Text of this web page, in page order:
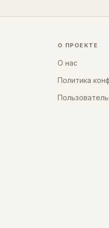
О ПРОЕКТЕ
О нас
Политика